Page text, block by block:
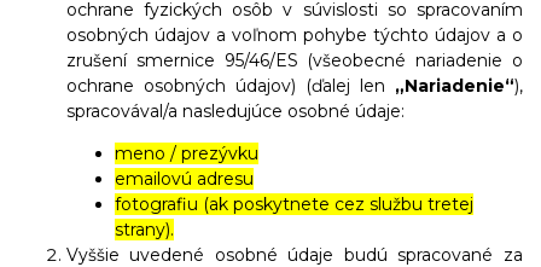
ochrane fyzických osôb v súvislosti so spracovaním
osobných údajov a voľnom pohybe týchto údajov a o
zrušení smernice 95/46/ES (všeobecné nariadenie o
ochrane osobných údajov) (ďalej len „Nariadenie“),
spracovával/a nasledujúce osobné údaje:
meno / prezývku
emailovú adresu
fotografiu (ak poskytnete cez službu tretej
strany).
Vyššie uvedené osobné údaje budú spracované za